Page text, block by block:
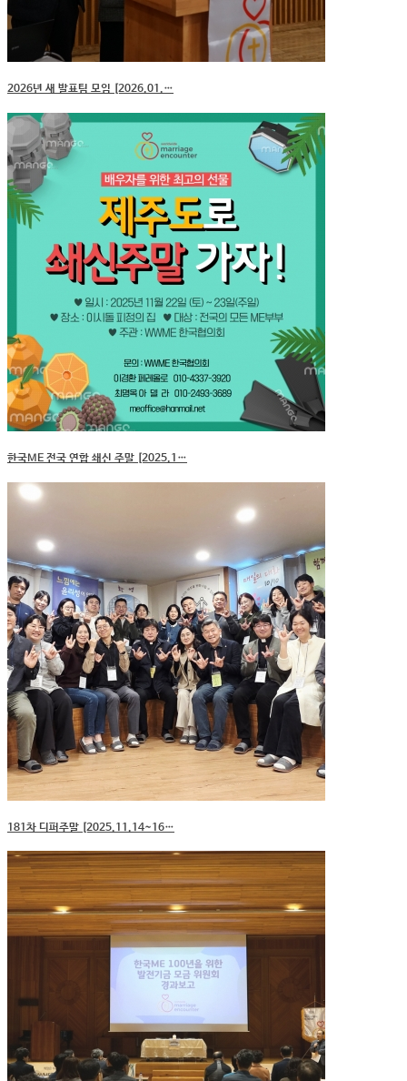
2026년 새 발표팀 모임 [2026.01.…
한국ME 전국 연합 쇄신 주말 [2025.1…
181차 디퍼주말 [2025.11.14~16…